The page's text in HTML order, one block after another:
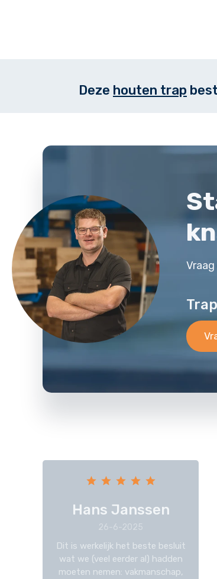
Deze houten trap
Hans Janssen
26-6-2025
Dit is werkelijk het beste besluit
wat we (veel eerder al) hadden
moeten nemen: vakmanschap,